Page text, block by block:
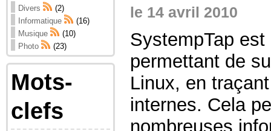
Divers
(2)
Informatique
(16)
Musique
(10)
Photo
(23)
Mots-
clefs
le 14 avril 2010
SystempTap est
permettant de
Linux, en
internes. Cela
nombreuses